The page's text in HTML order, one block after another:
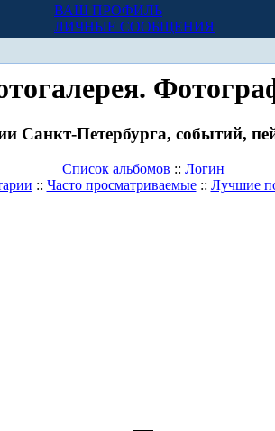
ВАШ ПРОФИЛЬ
ЛИЧНЫЕ СООБЩЕНИЯ
Санкт-Петербурга, событий,
Список альбомов :: Логин
:: Часто просматриваемые:: Лучшие